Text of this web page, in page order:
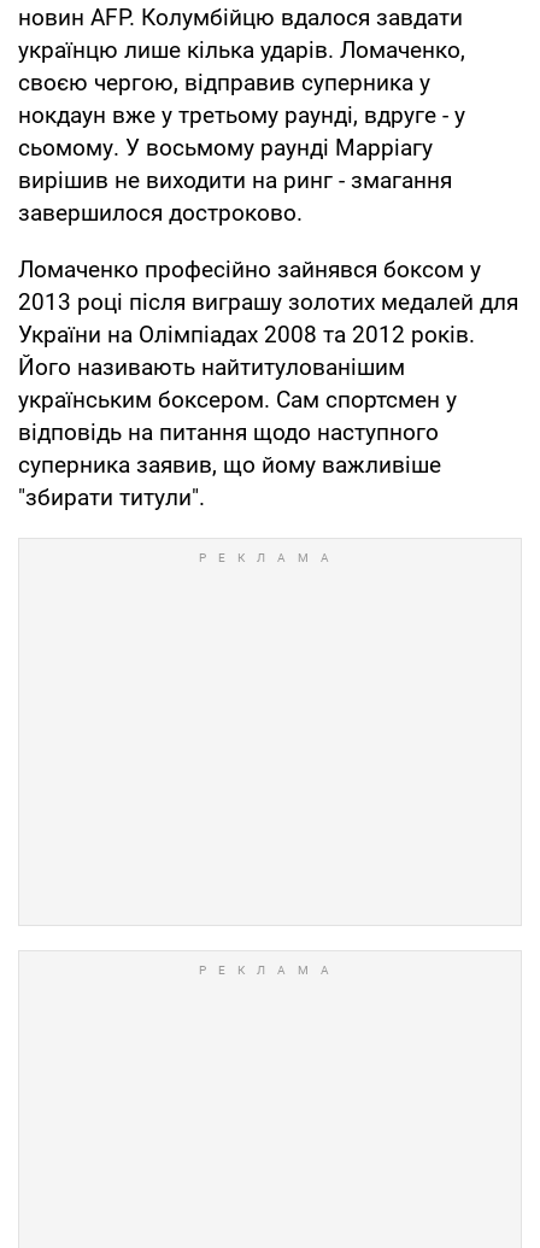
новин AFP. Колумбійцю вдалося завдати
українцю лише кілька ударів. Ломаченко,
своєю чергою, відправив суперника у
нокдаун вже у третьому раунді, вдруге - у
сьомому. У восьмому раунді Марріагу
вирішив не виходити на ринг - змагання
завершилося достроково.
Ломаченко професійно зайнявся боксом у
2013 році після виграшу золотих медалей для
України на Олімпіадах 2008 та 2012 років.
Його називають найтитулованішим
українським боксером. Сам спортсмен у
відповідь на питання щодо наступного
суперника заявив, що йому важливіше
"збирати титули".